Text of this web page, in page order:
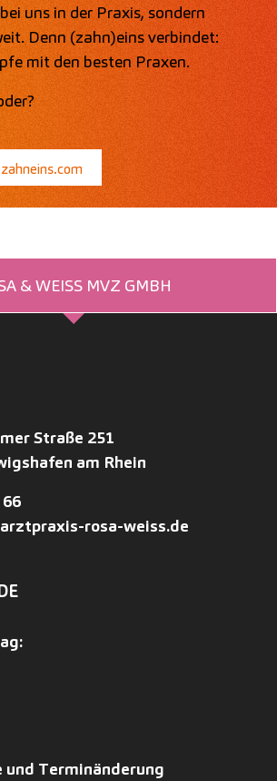
uns in der Praxis, sondern
Denn (zahn)eins verbindet:
mit den besten Praxen.
& WEISS MVZ GMBH
Straße 251
am Rhein
rosa-weiss.de
und Terminänderung